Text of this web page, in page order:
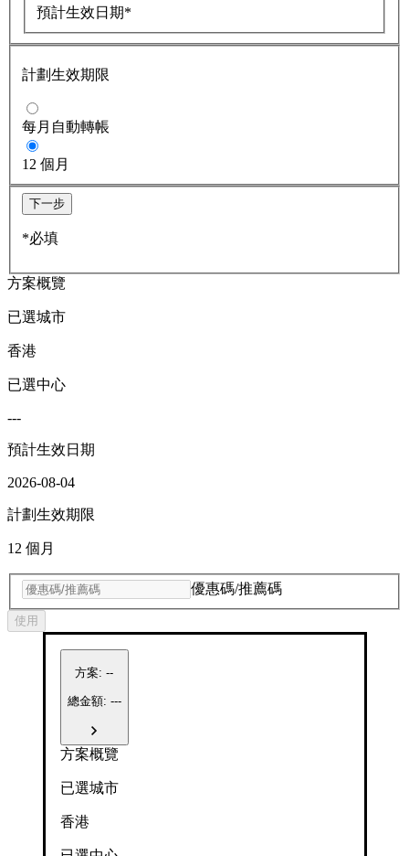
預計生效日期*
計劃生效期限
每月自動轉帳
12 個月
下一步
*必填
方案概覽
已選城市
香港
已選中心
---
預計生效日期
2026-08-04
計劃生效期限
12 個月
優惠碼/推薦碼
使用
方案: --
總金額: ---
方案概覽
已選城市
香港